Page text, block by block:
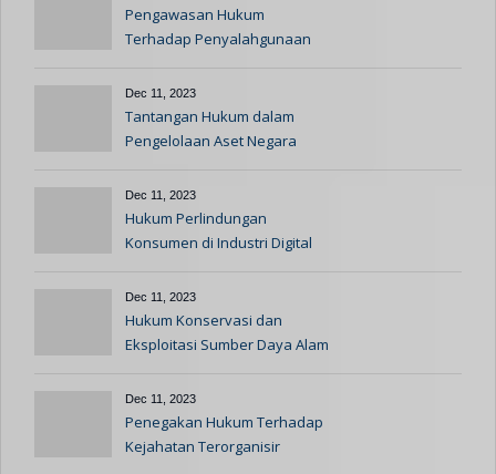
Pengawasan Hukum
Terhadap Penyalahgunaan
Dec 11, 2023
Tantangan Hukum dalam
Pengelolaan Aset Negara
Dec 11, 2023
Hukum Perlindungan
Konsumen di Industri Digital
Dec 11, 2023
Hukum Konservasi dan
Eksploitasi Sumber Daya Alam
Dec 11, 2023
Penegakan Hukum Terhadap
Kejahatan Terorganisir